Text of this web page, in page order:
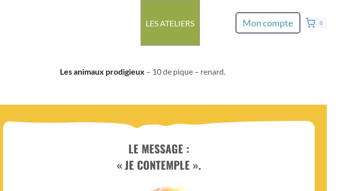
LES ATELIERS Mon compte 0
Les animaux prodigieux – 10 de pique – renard.
LE MESSAGE :
« JE CONTEMPLE ».